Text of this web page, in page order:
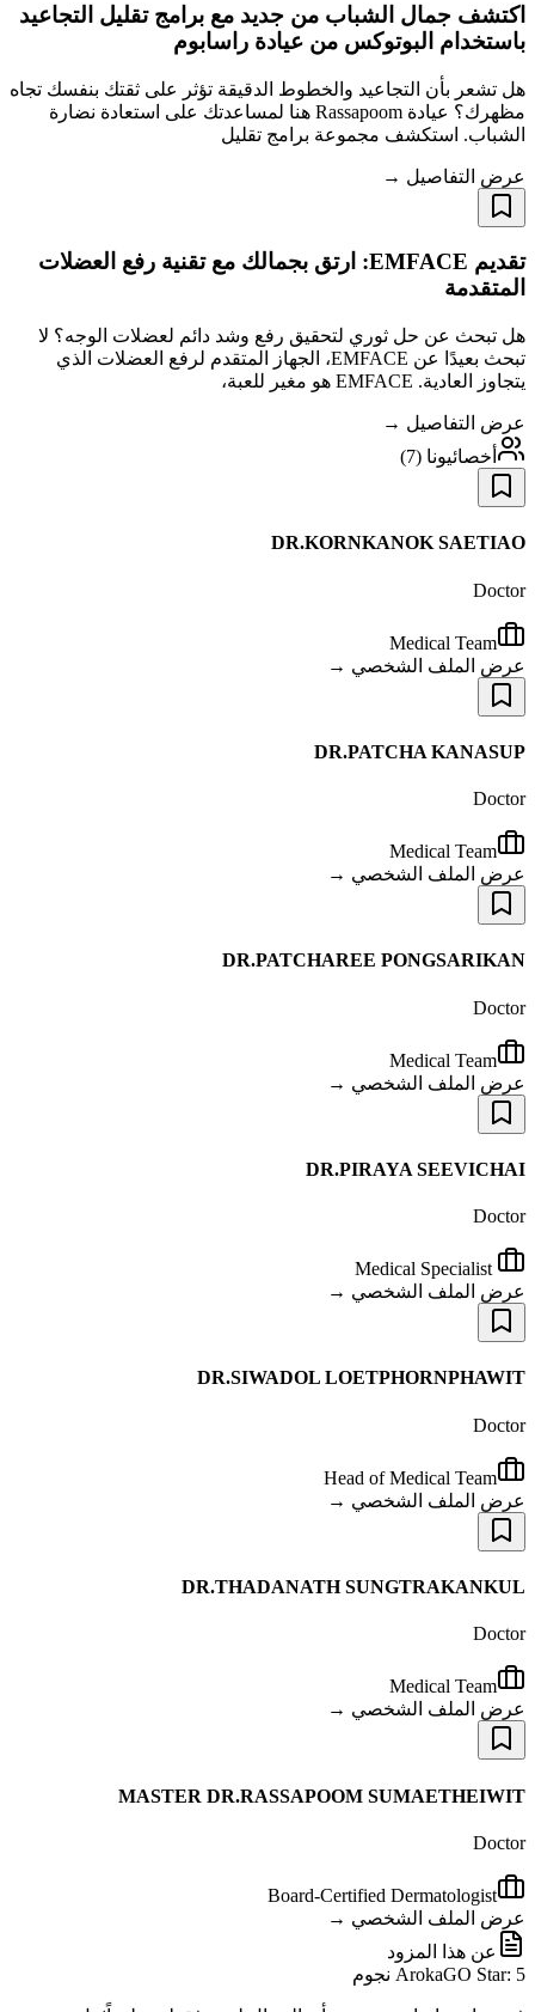
اكتشف جمال الشباب من جديد مع برامج تقليل التجاعيد
باستخدام البوتوكس من عيادة راسابوم
هل تشعر بأن التجاعيد والخطوط الدقيقة تؤثر على ثقتك بنفسك تجاه
مظهرك؟ عيادة Rassapoom هنا لمساعدتك على استعادة نضارة
الشباب. استكشف مجموعة برامج تقليل
عرض التفاصيل →
تقديم EMFACE: ارتق بجمالك مع تقنية رفع العضلات
المتقدمة
هل تبحث عن حل ثوري لتحقيق رفع وشد دائم لعضلات الوجه؟ لا
تبحث بعيدًا عن EMFACE، الجهاز المتقدم لرفع العضلات الذي
يتجاوز العادية. EMFACE هو مغير للعبة،
عرض التفاصيل →
أخصائيونا (
7
)
DR.KORNKANOK SAETIAO
Doctor
Medical Team
عرض الملف الشخصي →
DR.PATCHA KANASUP
Doctor
Medical Team
عرض الملف الشخصي →
DR.PATCHAREE PONGSARIKAN
Doctor
Medical Team
عرض الملف الشخصي →
DR.PIRAYA SEEVICHAI
Doctor
عرض الملف الشخصي →
DR.SIWADOL LOETPHORNPHAWIT
Doctor
Head of Medical Team
عرض الملف الشخصي →
DR.THADANATH SUNGTRAKANKUL
Doctor
Medical Team
عرض الملف الشخصي →
MASTER DR.RASSAPOOM SUMAETHEIWIT
Doctor
Board-Certified Dermatologist
عرض الملف الشخصي →
عن هذا المزود
ArokaGO Star: 5 نجوم